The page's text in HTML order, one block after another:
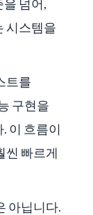
넘어,
시스템을
트를
구현을
이 흐름이
씬 빠르게
아닙니다.